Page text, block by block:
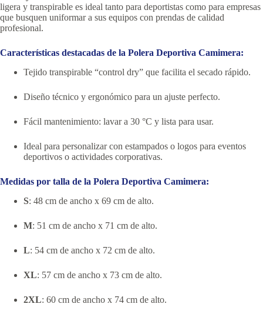
ligera y transpirable es ideal tanto para deportistas como para empresas
que busquen uniformar a sus equipos con prendas de calidad
profesional.
Características destacadas de la Polera Deportiva Camimera:
Tejido transpirable “control dry” que facilita el secado rápido.
Diseño técnico y ergonómico para un ajuste perfecto.
Fácil mantenimiento: lavar a 30 °C y lista para usar.
Ideal para personalizar con estampados o logos para eventos
deportivos o actividades corporativas.
Medidas por talla de la Polera Deportiva Camimera:
S: 48 cm de ancho x 69 cm de alto.
M: 51 cm de ancho x 71 cm de alto.
L: 54 cm de ancho x 72 cm de alto.
XL: 57 cm de ancho x 73 cm de alto.
2XL: 60 cm de ancho x 74 cm de alto.